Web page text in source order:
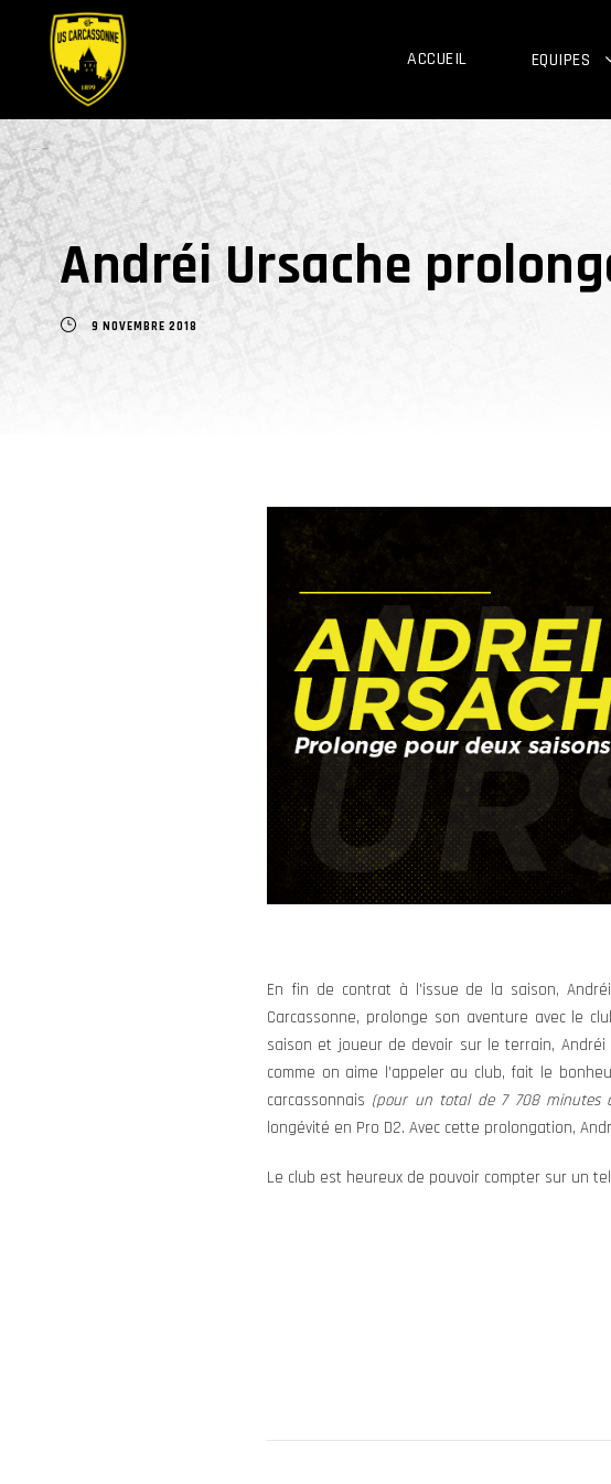
ACCUEIL EQUIPES
Andréi Ursache
9 NOVEMBRE 2018
En fin de contrat à l’issue de la saison,
Carcassonne, prolonge son aventure avec le
saison et joueur de devoir sur le terrain,
comme on aime l’appeler au club, fait le
carcassonnais (pour un total de 7 708 minutes
longévité en Pro D2. Avec cette prolongation,
Le club est heureux de pouvoir compter sur un